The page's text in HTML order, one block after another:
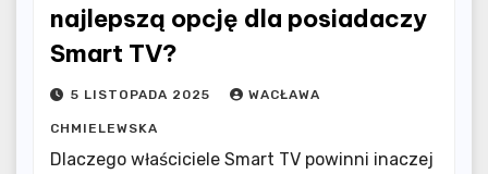
najlepszą opcję dla posiadaczy
Smart TV?
5 LISTOPADA 2025 WACŁAWA
CHMIELEWSKA
Dlaczego właściciele Smart TV powinni inaczej